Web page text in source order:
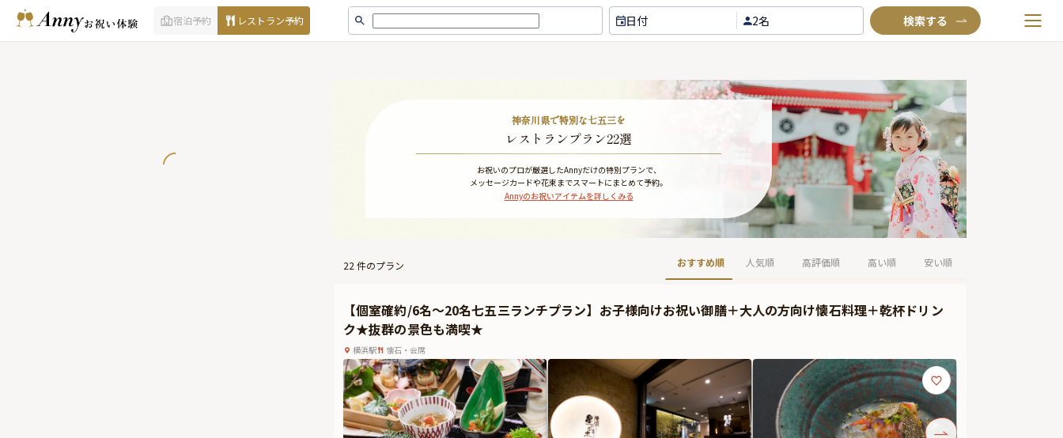
宿泊予約 レストラン予約 日付 2名
閲覧履歴
TOP
Annyお祝い体験について
Annyお祝いアイテムについて
よくあるご質問
お問い合わせ
神奈川県で特別な七五三を
レストランプラン22選
お祝いのプロが厳選したAnnyだけの特別プランで、
メッセージカードや花束までスマートにまとめて予約。
Annyのお祝いアイテムを詳しくみる
おすすめ順 人気順 高評価順 高い順 安い順
22 件のプラン
【個室確約/6名～20名七五三ランチプラン】お子様向けお祝い御膳＋大人の方向け懐石料理＋乾杯ドリン
ク★抜群の景色も満喫★
横浜駅 懐石・会席